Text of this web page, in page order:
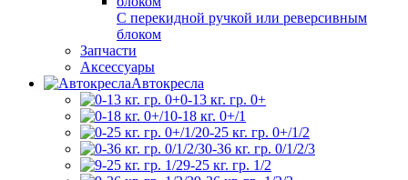
С перекидной ручкой или реверсивным
блоком
Запчасти
Аксессуары
Автокресла
0-13 кг. гр. 0+
0-18 кг. 0+/1
0-25 кг. гр. 0+/1/2
0-36 кг. гр. 0/1/2/3
9-25 кг. гр. 1/2